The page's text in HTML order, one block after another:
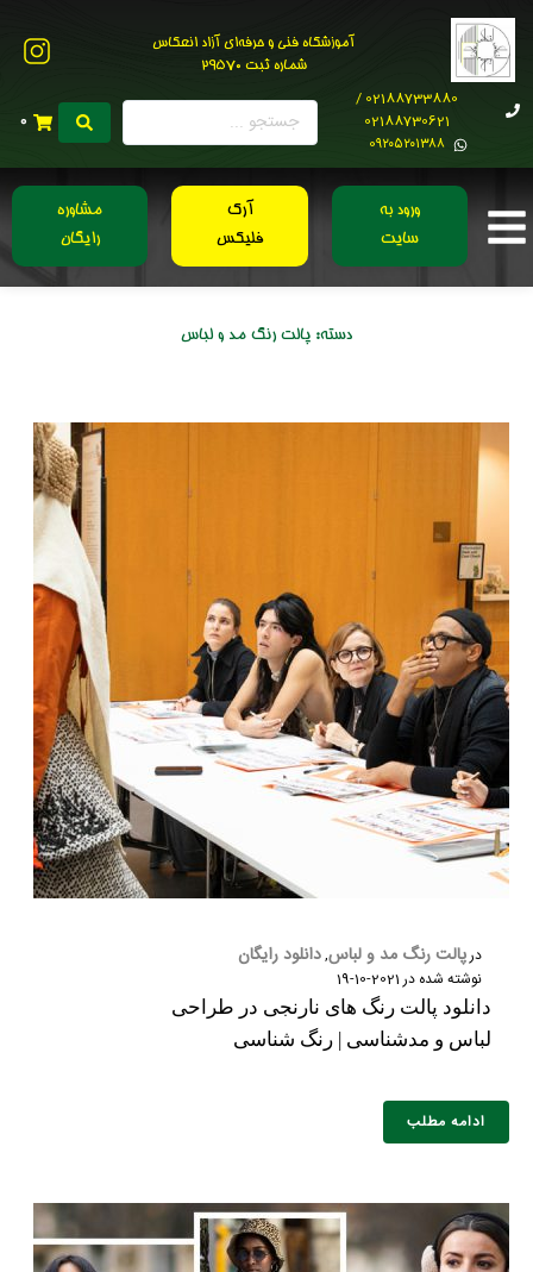
آموزشگاه فنی و حرفه‌ای آزاد انعکاس
شماره ثبت 29570
02188733880 /
02188730621
0۹۲۰۵۲۰۱۳۸۸
0
ورود به
سایت
آرک
فلیکس
مشاوره
رایگان
دسته: پالت رنگ مد و لباس
درپالت رنگ مد و لباس,دانلود رایگان
نوشته شده در2021-10-19
دانلود پالت رنگ های نارنجی در طراحی
لباس و مدشناسی | رنگ شناسی
ادامه مطلب